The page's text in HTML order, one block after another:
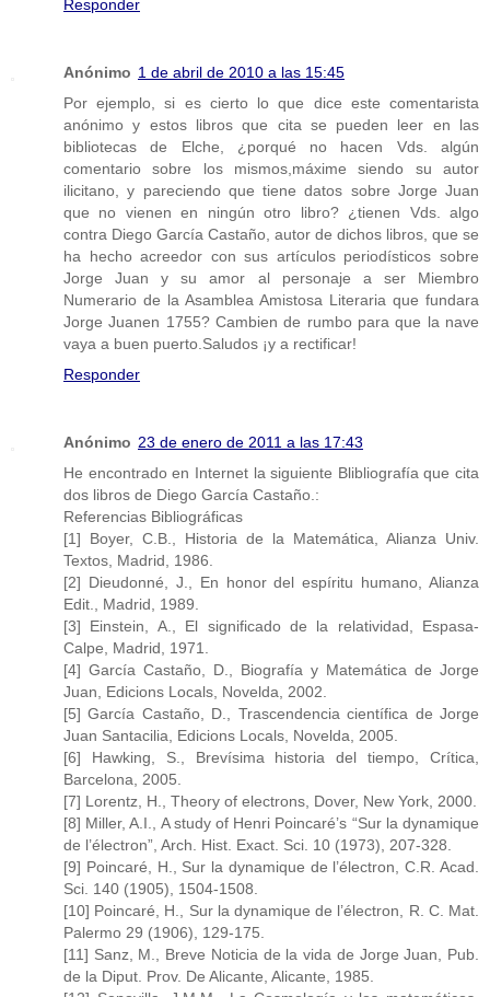
Responder
Anónimo 1 de abril de 2010 a las 15:45
Por ejemplo, si es cierto lo que dice este comentarista
anónimo y estos libros que cita se pueden leer en las
bibliotecas de Elche, ¿porqué no hacen Vds. algún
comentario sobre los mismos,máxime siendo su autor
ilicitano, y pareciendo que tiene datos sobre Jorge Juan
que no vienen en ningún otro libro? ¿tienen Vds. algo
contra Diego García Castaño, autor de dichos libros, que se
ha hecho acreedor con sus artículos periodísticos sobre
Jorge Juan y su amor al personaje a ser Miembro
Numerario de la Asamblea Amistosa Literaria que fundara
Jorge Juanen 1755? Cambien de rumbo para que la nave
vaya a buen puerto.Saludos ¡y a rectificar!
Responder
Anónimo 23 de enero de 2011 a las 17:43
He encontrado en Internet la siguiente Blibliografía que cita
dos libros de Diego García Castaño.:
Referencias Bibliográficas
[1] Boyer, C.B., Historia de la Matemática, Alianza Univ.
Textos, Madrid, 1986.
[2] Dieudonné, J., En honor del espíritu humano, Alianza
Edit., Madrid, 1989.
[3] Einstein, A., El significado de la relatividad, Espasa-
Calpe, Madrid, 1971.
[4] García Castaño, D., Biografía y Matemática de Jorge
Juan, Edicions Locals, Novelda, 2002.
[5] García Castaño, D., Trascendencia científica de Jorge
Juan Santacilia, Edicions Locals, Novelda, 2005.
[6] Hawking, S., Brevísima historia del tiempo, Crítica,
Barcelona, 2005.
[7] Lorentz, H., Theory of electrons, Dover, New York, 2000.
[8] Miller, A.I., A study of Henri Poincaré’s “Sur la dynamique
de l’électron”, Arch. Hist. Exact. Sci. 10 (1973), 207-328.
[9] Poincaré, H., Sur la dynamique de l’électron, C.R. Acad.
Sci. 140 (1905), 1504-1508.
[10] Poincaré, H., Sur la dynamique de l’électron, R. C. Mat.
Palermo 29 (1906), 129-175.
[11] Sanz, M., Breve Noticia de la vida de Jorge Juan, Pub.
de la Diput. Prov. De Alicante, Alicante, 1985.